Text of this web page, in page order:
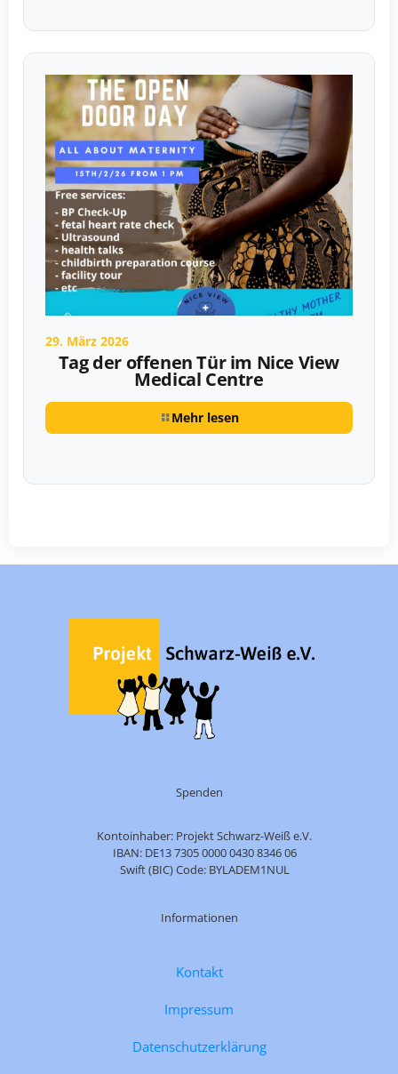
29. März 2026
Tag der offenen Tür im Nice View
Medical Centre
Mehr lesen
Spenden
Kontoinhaber: Projekt Schwarz-Weiß e.V.
IBAN: DE13 7305 0000 0430 8346 06
Swift (BIC) Code: BYLADEM1NUL
Informationen
Kontakt
Impressum
Datenschutzerklärung